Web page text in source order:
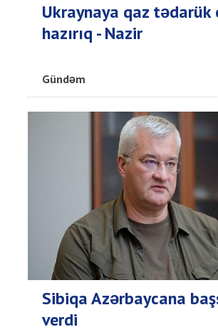
Ukraynaya qaz tədarük
hazırıq - Nazir
Gündəm
Sibiqa Azərbaycana
verdi